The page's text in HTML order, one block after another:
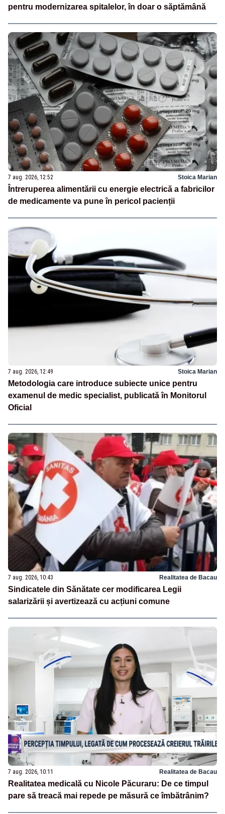
pentru modernizarea spitalelor, în doar o săptămână
7 aug. 2026, 12:52 Stoica Marian
Întreruperea alimentării cu energie electrică a fabricilor
de medicamente va pune în pericol pacienții
7 aug. 2026, 12:49 Stoica Marian
Metodologia care introduce subiecte unice pentru
examenul de medic specialist, publicată în Monitorul
Oficial
7 aug. 2026, 10:43 Realitatea de Bacau
Sindicatele din Sănătate cer modificarea Legii
salarizării și avertizează cu acțiuni comune
7 aug. 2026, 10:11 Realitatea de Bacau
Realitatea medicală cu Nicole Păcuraru: De ce timpul
pare să treacă mai repede pe măsură ce îmbătrânim?